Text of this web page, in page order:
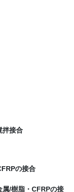
接合
の接合
/樹脂・CFRPの接